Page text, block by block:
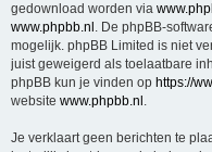
gedownload worden via
www.phpbb.nl . De phpBB-
mogelijk. phpBB Limited is niet
juist geweigerd als toelaatbare
phpBB kun je vinden op https://
website www.phpbb.nl .
Je verklaart geen berichten te